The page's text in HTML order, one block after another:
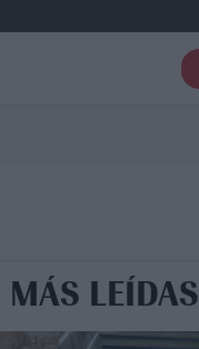
MÁS LEÍDAS